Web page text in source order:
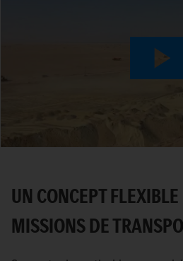
UN CONCEPT
MISSIONS DE